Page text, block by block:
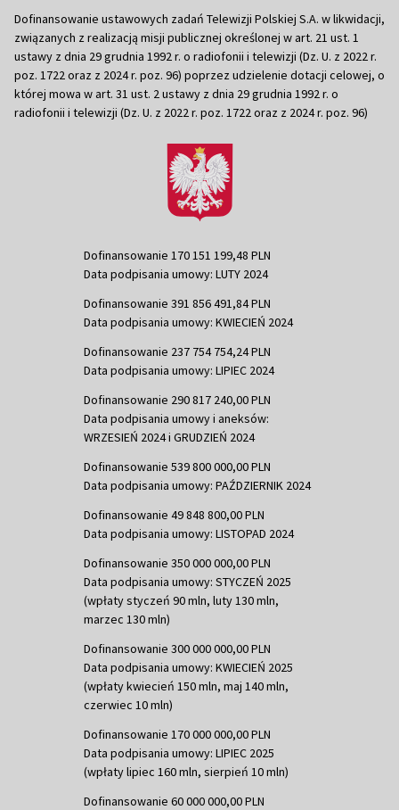
Dofinansowanie ustawowych zadań Telewizji Polskiej S.A. w likwidacji,
związanych z realizacją misji publicznej określonej w art. 21 ust. 1
ustawy z dnia 29 grudnia 1992 r. o radiofonii i telewizji (Dz. U. z 2022 r.
poz. 1722 oraz z 2024 r. poz. 96) poprzez udzielenie dotacji celowej, o
której mowa w art. 31 ust. 2 ustawy z dnia 29 grudnia 1992 r. o
radiofonii i telewizji (Dz. U. z 2022 r. poz. 1722 oraz z 2024 r. poz. 96)
Dofinansowanie 170 151 199,48 PLN
Data podpisania umowy: LUTY 2024
Dofinansowanie 391 856 491,84 PLN
Data podpisania umowy: KWIECIEŃ 2024
Dofinansowanie 237 754 754,24 PLN
Data podpisania umowy: LIPIEC 2024
Dofinansowanie 290 817 240,00 PLN
Data podpisania umowy i aneksów:
WRZESIEŃ 2024 i GRUDZIEŃ 2024
Dofinansowanie 539 800 000,00 PLN
Data podpisania umowy: PAŹDZIERNIK 2024
Dofinansowanie 49 848 800,00 PLN
Data podpisania umowy: LISTOPAD 2024
Dofinansowanie 350 000 000,00 PLN
Data podpisania umowy: STYCZEŃ 2025
(wpłaty styczeń 90 mln, luty 130 mln,
marzec 130 mln)
Dofinansowanie 300 000 000,00 PLN
Data podpisania umowy: KWIECIEŃ 2025
(wpłaty kwiecień 150 mln, maj 140 mln,
czerwiec 10 mln)
Dofinansowanie 170 000 000,00 PLN
Data podpisania umowy: LIPIEC 2025
(wpłaty lipiec 160 mln, sierpień 10 mln)
Dofinansowanie 60 000 000,00 PLN